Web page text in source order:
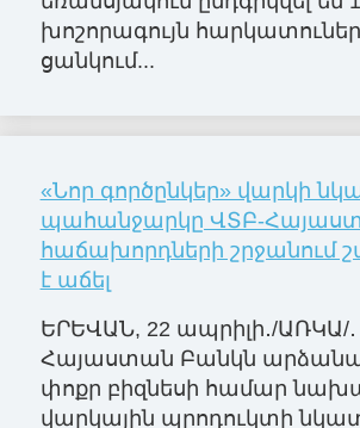
խոշորագույն
ցանկում...
«Նոր գործընկեր» վարկի
պահանջարկը ՎՏԲ-
հաճախորդների շրջանում
է աճել
ԵՐԵՎԱՆ, 22 ապրիլի․/ԱՌԿԱ/
Հայաստան Բանկն
փոքր բիզնեսի համար
վարկային պրոդուկտի